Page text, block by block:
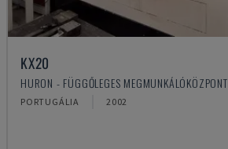
KX20
HURON - FÜGGŐLEGES MEGMUNKÁLÓKÖZPONT
PORTUGÁLIA 2002